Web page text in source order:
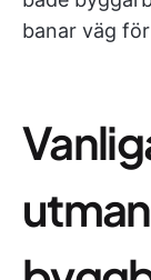
banar väg